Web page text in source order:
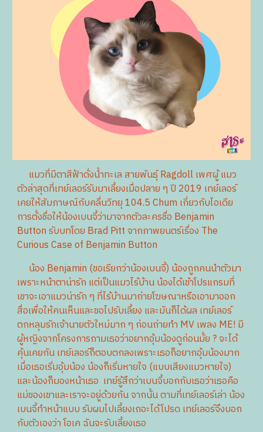
แมวที่มีตาสีฟ้าดั่งน้ำทะเล สายพันธุ์​ Ragdoll เพศผู้ แมว
ตัวล่าสุดที่เทย์เลอร์รับมาเลี้ยงเมื่อปลาย ๆ ปี 2019 เทย์เลอร์
เคยให้สัมภาษณ์กับคลื่นวิทยุ 104.5 Chum เกี่ยวกับไอเดีย
การตั้งชื่อให้น้องเบนจี้ว่ามาจากตัวละครชื่อ Benjamin​
Button รับบทโดย Brad Pitt​ จากภาพยนตร์​เรื่อง The
Curious Case of Benjamin​ Button
น้อง Benjamin (ขอเรียกว่าน้องเบนจี้)​ น้องถูกคนนำตัวมา
เพราะหน้าตาน่ารัก แต่เป็นแมวไร้บ้าน น้องได้เข้าโปรแกรมที่
เขาจะเอาแมวน่ารัก ๆ ที่ไร้บ้านมาถ่ายโฆษณาหรือเอามาออก
สื่อเพื่อให้คนเห็นและขอไปรับเลี้ยง และมันก็ได้ผล เทย์เลอร์
ตกหลุมรักเจ้านายตัวใหม่มาก ๆ ก่อนถ่ายทำ MV เพลง ME! มี
ผู้หญิงจากโครงการถามเธอว่าอยากอุ้มน้องดูก่อนมั้ย ? จะได้
คุ้นเคยกัน เทย์เลอร์ก็ตอบตกลงเพราะเธอก็อยากอุ้มน้องมาก
เมื่อเธอเริ่มอุ้มน้อง น้องก็เริ่มหายใจ (แบบเสียงแมวหายใจ)​
และน้องก็มองหน้าเธอ เทย์รู้สึกว่าเบนจี้บอกกับเธอว่าเธอคือ
แม่ของเขาและเราจะอยู่ด้วยกัน จากนั้น ตามที่เทย์เลอร์เล่า น้อง
เบนจี้ทำหน้าแบบ รับผมไปเลี้ยงเถอะได้โปรด เทย์เลอร์จึงบอก
กับตัวเองว่า โอเค ฉันจะรับเลี้ยงเธอ